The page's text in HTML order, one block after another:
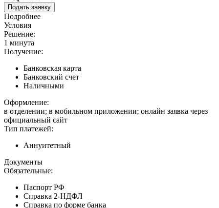
Подать заявку
Подробнее
Условия
Решение:
1 минута
Получение:
Банковская карта
Банковский счет
Наличными
Оформление:
в отделении; в мобильном приложении; онлайн заявка через
официальный сайт
Тип платежей:
Аннуитетный
Документы
Обязательные:
Паспорт РФ
Справка 2-НДФЛ
Справка по форме банка